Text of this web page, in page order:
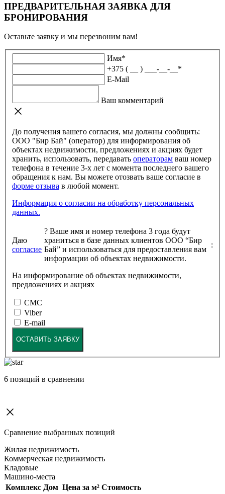
ПРЕДВАРИТЕЛЬНАЯ ЗАЯВКА ДЛЯ
БРОНИРОВАНИЯ
Оставьте заявку и мы перезвоним вам!
Имя*
+375 ( __ ) ___-__-__ *
E-Mail
Ваш комментарий
До получения вашего согласия, мы должны сообщить:
ООО "Бир Бай" (оператор) для информирования об
объектах недвижимости, предложениях и акциях будет
хранить, использовать, передавать операторам
телефона в течение 3-х лет с момента последнего вашего
обращения к нам. Вы можете отозвать ваше согласие в
форме отзыва
в любой момент.
Информация о согласии на обработку персональных
данных.
Даю
согласие
? Ваше имя и номер телефона 3 года будут
храниться в базе данных клиентов ООО “Бир
Бай” и использоваться для предоставления вам
информации об объектах недвижимости.
:
На информирование об объектах недвижимости,
предложениях и акциях
СМС
Viber
E-mail
ОСТАВИТЬ ЗАЯВКУ
6 позиций в сравнении
Сравнение выбранных позиций
Жилая недвижимость
Коммерческая недвижимость
Кладовые
Машино-места
Комплекс Дом Цена за м² Стоимость